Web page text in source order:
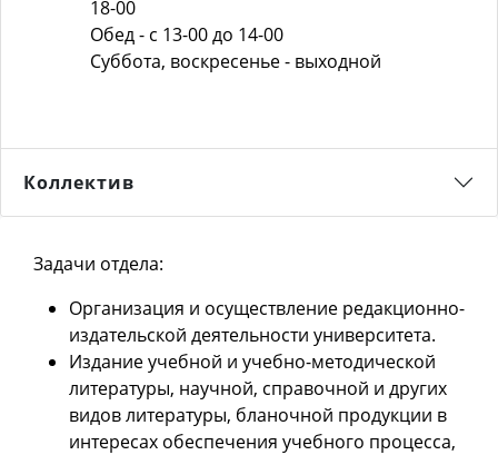
18-00
Обед - с 13-00 до 14-00
Суббота, воскресенье - выходной
Коллектив
Задачи отдела:
Организация и осуществление редакционно-
издательской деятельности университета.
Издание учебной и учебно-методической
литературы, научной, справочной и других
видов литературы, бланочной продукции в
интересах обеспечения учебного процесса,